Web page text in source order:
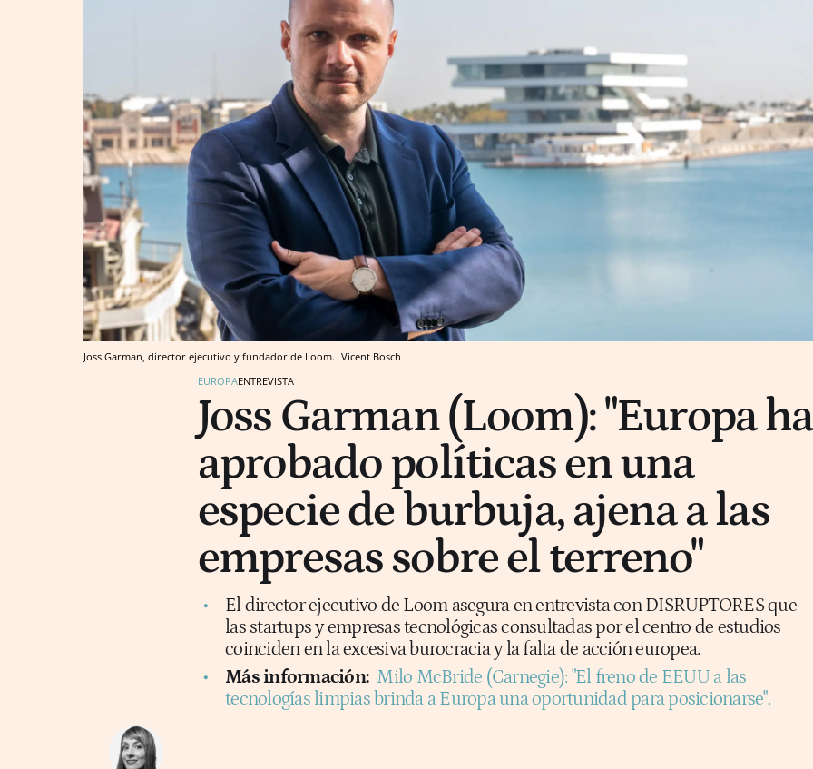
Joss Garman, director ejecutivo y fundador de Loom. Vicent Bosch
EUROPAENTREVISTA
Joss Garman (Loom): "Europa ha
aprobado políticas en una
especie de burbuja, ajena a las
empresas sobre el terreno"
El director ejecutivo de Loom asegura en entrevista con DISRUPTORES que
las startups y empresas tecnológicas consultadas por el centro de estudios
coinciden en la excesiva burocracia y la falta de acción europea.
Más información: Milo McBride (Carnegie): "El freno de EEUU a las
tecnologías limpias brinda a Europa una oportunidad para posicionarse".